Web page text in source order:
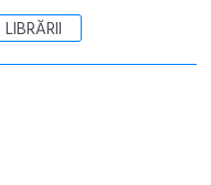
LIBRĂRII